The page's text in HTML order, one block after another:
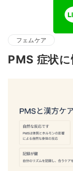
フェムケア
PMS 症状